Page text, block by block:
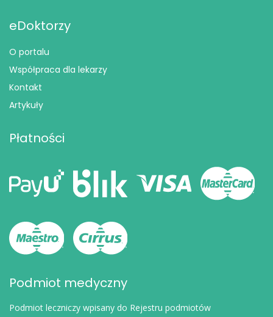
eDoktorzy
O portalu
Współpraca dla lekarzy
Kontakt
Artykuły
Płatności
Podmiot medyczny
Podmiot leczniczy wpisany do Rejestru podmiotów